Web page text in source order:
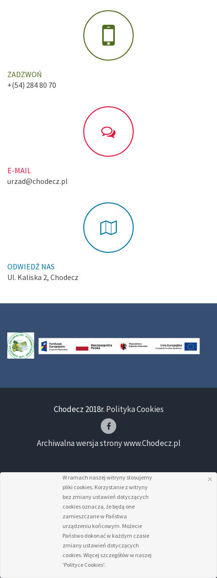
ZADZWOŃ
+(54) 284 80 70
E-MAIL
urzad@chodecz.pl
ODWIEDŹ NAS
Ul. Kaliska 2, Chodecz
Chodecz 2018r. Polityka Cookies
Archiwalna wersja strony www.Chodecz.pl
W ramach naszej witryny stosujemy
pliki cookies. Korzystanie z witryny
bez zmiany ustawień dotyczących
cookies oznacza, że będą one
zamieszczane w Państwa
urządzeniu końcowym. Możecie
Państwo dokonać w każdym czasie
zmiany ustawień dotyczących
cookies. Więcej szczegółów w naszej
'Polityce Cookies'.